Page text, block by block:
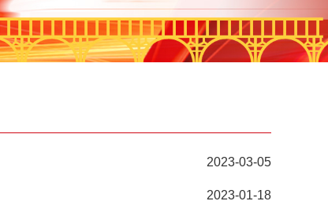
2023-03-05
2023-01-18